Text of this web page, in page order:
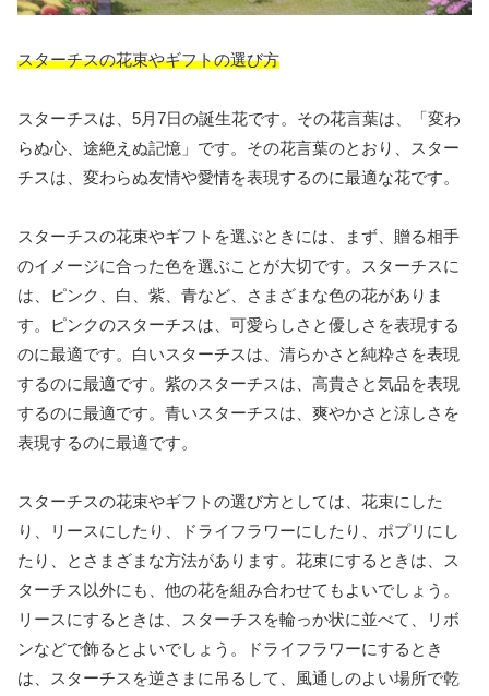
スターチスの花束やギフトの選び方
スターチスは、5月7日の誕生花です。その花言葉は、「変わ
らぬ心、途絶えぬ記憶」です。その花言葉のとおり、スター
チスは、変わらぬ友情や愛情を表現するのに最適な花です。
スターチスの花束やギフトを選ぶときには、まず、贈る相手
のイメージに合った色を選ぶことが大切です。スターチスに
は、ピンク、白、紫、青など、さまざまな色の花がありま
す。ピンクのスターチスは、可愛らしさと優しさを表現する
のに最適です。白いスターチスは、清らかさと純粋さを表現
するのに最適です。紫のスターチスは、高貴さと気品を表現
するのに最適です。青いスターチスは、爽やかさと涼しさを
表現するのに最適です。
スターチスの花束やギフトの選び方としては、花束にした
り、リースにしたり、ドライフラワーにしたり、ポプリにし
たり、とさまざまな方法があります。花束にするときは、ス
ターチス以外にも、他の花を組み合わせてもよいでしょう。
リースにするときは、スターチスを輪っか状に並べて、リボ
ンなどで飾るとよいでしょう。ドライフラワーにするとき
は、スターチスを逆さまに吊るして、風通しのよい場所で乾